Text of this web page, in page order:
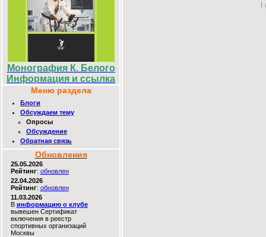
Монография К. Белого
Информация и ссылка
Меню раздела
Блоги
Обсуждаем тему
Опросы
Обсуждение
Обратная связь
Обновления
25.05.2026
Рейтинг: обновлен
22.04.2026
Рейтинг: обновлен
11.03.2026
В информацию о клубе
вывешен Сертификат
включения в реестр
спортивных организаций
Москвы
|